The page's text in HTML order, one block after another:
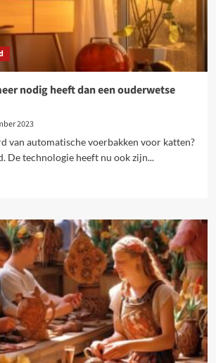
nodig heeft dan een ouderwetse
2023
van automatische voerbakken voor katten?
De technologie heeft nu ook zijn...